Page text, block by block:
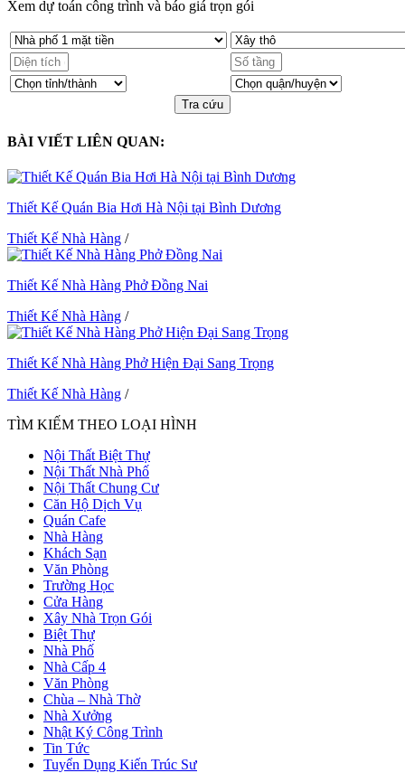
Xem dự toán công trình và báo giá trọn gói
Tra cứu
BÀI VIẾT LIÊN QUAN:
Thiết Kế Quán Bia Hơi Hà Nội tại Bình Dương
Thiết Kế Nhà Hàng /
Thiết Kế Nhà Hàng Phở Đồng Nai
Thiết Kế Nhà Hàng /
Thiết Kế Nhà Hàng Phở Hiện Đại Sang Trọng
Thiết Kế Nhà Hàng /
TÌM KIẾM THEO LOẠI HÌNH
Nội Thất Biệt Thự
Nội Thất Nhà Phố
Nội Thất Chung Cư
Căn Hộ Dịch Vụ
Quán Cafe
Nhà Hàng
Khách Sạn
Văn Phòng
Trường Học
Cửa Hàng
Xây Nhà Trọn Gói
Biệt Thự
Nhà Phố
Nhà Cấp 4
Văn Phòng
Chùa – Nhà Thờ
Nhà Xưởng
Nhật Ký Công Trình
Tin Tức
Tuyển Dụng Kiến Trúc Sư